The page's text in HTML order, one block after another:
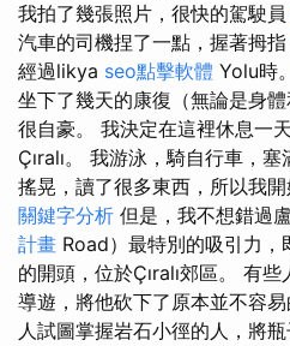
我拍了幾張照片，很快的駕駛員
汽車的司機捏了一點，握著拇
經過likya seo點擊軟體 Yolu時。
坐下了幾天的康復（無論是身
很自豪。 我決定在這裡休息一
Çıralı。 我游泳，騎自行車，
搖晃，讀了很多東西，所以我開
關鍵字分析 但是，我不想錯過
計畫 Road）最特別的吸引力
的開頭，位於Çıralı郊區。 有
導遊，將他砍下了原本並不容
人試圖掌握岩石小徑的人，將瓶